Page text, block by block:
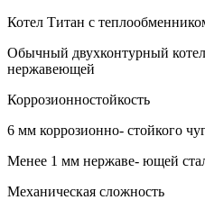
Котел Титан с
Обычный двухконтурный
нержавеющей
Коррозионностойкость
6 мм коррозионно- стойкого
Менее 1 мм нержаве- ющей
Механическая сложность